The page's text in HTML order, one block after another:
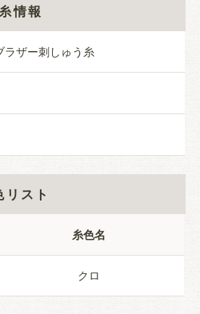
糸情報
ラザー刺しゅう糸
リスト
糸色名
クロ